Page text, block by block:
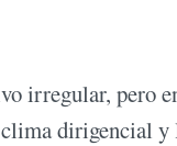
irregular, pero
dirigencial y